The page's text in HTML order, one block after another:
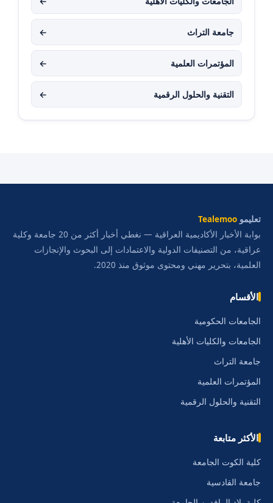
جامعة التراث ←
المؤتمرات العلمية ←
التقنية والحلول الرقمية ←
تعليمو Tealemoo
بوابة الأخبار الأكاديمية العراقية — نغطي أخبار أكثر من 20 جامعة وكلية
عراقية، من التصنيفات الدولية والاعتمادات إلى البحوث والإنجازات
العلمية، بتحرير مهني ومحتوى موثوق منذ 2020.
الأقسام
الجامعات الحكومية
الجامعات والكليات الأهلية
جامعة التراث
المؤتمرات العلمية
التقنية والحلول الرقمية
الأكثر متابعة
كلية الكوت الجامعة
جامعة القادسية